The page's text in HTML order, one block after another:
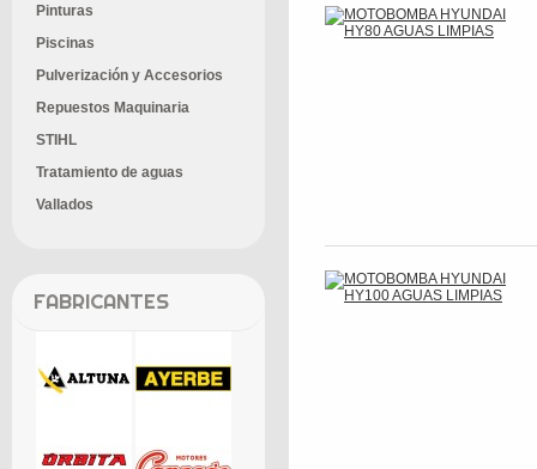
Pinturas
Piscinas
Pulverización y Accesorios
Repuestos Maquinaria
STIHL
Tratamiento de aguas
Vallados
FABRICANTES